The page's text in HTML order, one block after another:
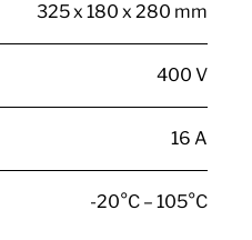
325 x 180 x 280 mm
400 V
16 A
-20°C – 105°C